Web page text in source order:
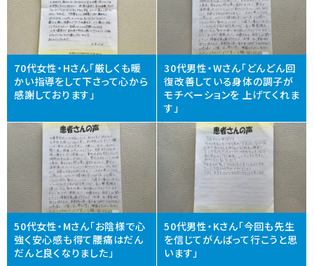
70代女性・Hさん「厳しくも暖
かい指導をして下さって心から
感謝しております」
30代男性・Wさん「どんどん回
復改善している身体の調子が
モチベーションを 上げてくれま
す」
50代女性・Mさん「お陰様で心
強く安心感も得て腰痛はだん
だんと良くなりました」
50代男性・Kさん「今回も先生
を信じてがんばって行こうと思
います」